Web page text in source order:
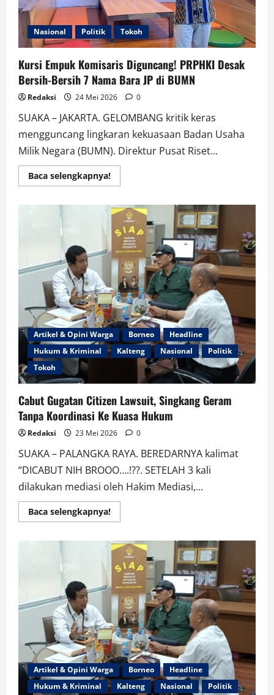
Nasional Politik Tokoh
Kursi Empuk Komisaris Diguncang! PRPHKI Desak
Bersih-Bersih 7 Nama Bara JP di BUMN
Redaksi 24 Mei 2026 0
SUAKA – JAKARTA. GELOMBANG kritik keras
mengguncang lingkaran kekuasaan Badan Usaha
Milik Negara (BUMN). Direktur Pusat Riset...
Baca selengkapnya!Read
more
Empuk
Komisaris
Diguncang!
PRPHKI
Desak
Bersih-
Bersih
7
Nama
Bara
JP
di
BUMN
Artikel & Opini Warga Borneo
Headline
Hukum & Kriminal
Kalteng Nasional
Politik
Tokoh
Cabut Gugatan Citizen Lawsuit, Singkang Geram
Tanpa Koordinasi Ke Kuasa Hukum
Redaksi 23 Mei 2026 0
SUAKA – PALANGKA RAYA. BEREDARNYA kalimat
“DICABUT NIH BROOO….!??. SETELAH 3 kali
dilakukan mediasi oleh Hakim Mediasi,...
Baca selengkapnya!Read
more
Gugatan
Citizen
Lawsuit,
Singkang
Geram
Tanpa
Koordinasi
Ke
Kuasa
Hukum
Artikel & Opini Warga Borneo
Headline
Hukum & Kriminal
Kalteng Nasional Politik